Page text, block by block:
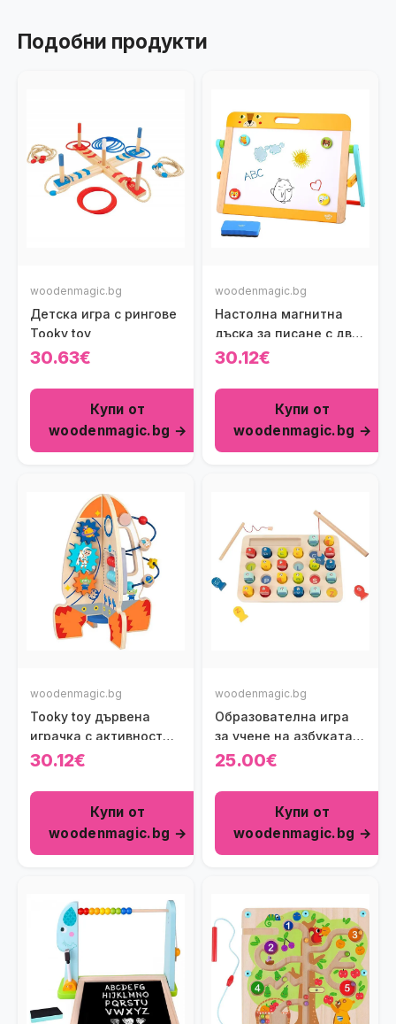
Подобни продукти
woodenmagic.bg
Детска игра с рингове
Tooky toy
30.63€
Купи от
woodenmagic.bg →
woodenmagic.bg
Настолна магнитна
дъска за писане с две
лица
30.12€
Купи от
woodenmagic.bg →
woodenmagic.bg
Tooky toy дървена
играчка с активности -
Ракета
30.12€
Купи от
woodenmagic.bg →
woodenmagic.bg
Образователна игра
за учене на азбуката
Tooky toy
25.00€
Купи от
woodenmagic.bg →